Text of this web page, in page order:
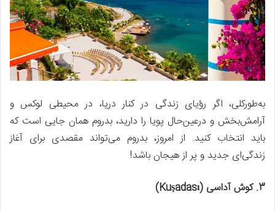
به‌طورکلی، اگر رؤیای زندگی در کنار دریا، در محیطی لوکس و
آرامش‌بخش و درعین‌حال پویا را دارید، بدروم همان جایی است که
باید انتخاب کنید. از امروز، بدروم می‌تواند مقصدی برای آغاز
زندگی‌ای جدید و پر از هیجان باشد!
3. کوش آداسی (Kuşadası)